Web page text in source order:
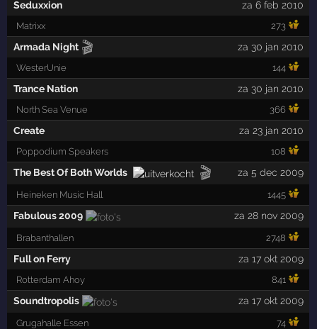
Seduxxion za 6 feb 2010
Matrixx 273
Armada Night 🎬 za 30 jan 2010
WesterUnie 144
Trance Nation za 30 jan 2010
North Sea Venue 366
Create za 23 jan 2010
Poppodium Speakers 108
The Best Of Both Worlds 🎬 za 5 dec 2009
Heineken Music Hall 1445
Fabulous 2009 za 28 nov 2009
Brabanthallen 2748
Full on Ferry za 17 okt 2009
Rotterdam Ahoy 841
Soundtropolis za 17 okt 2009
Grugahalle Essen 74